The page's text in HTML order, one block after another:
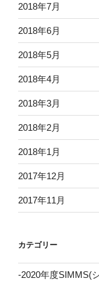
2018年7月
2018年6月
2018年5月
2018年4月
2018年3月
2018年2月
2018年1月
2017年12月
2017年11月
カテゴリー
-2020年度SIMMS(